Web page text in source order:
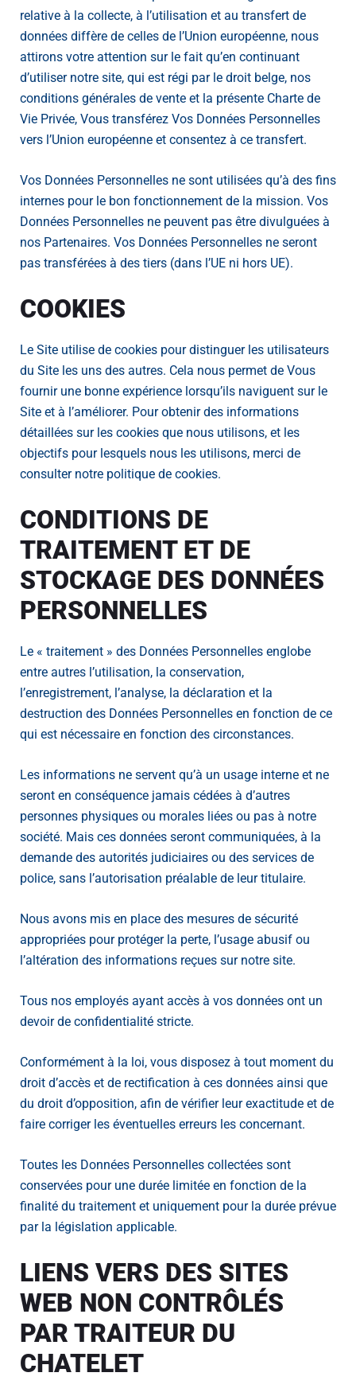
relative à la collecte, à l’utilisation et au transfert de
données diffère de celles de l’Union européenne, nous
attirons votre attention sur le fait qu’en continuant
d’utiliser notre site, qui est régi par le droit belge, nos
conditions générales de vente et la présente Charte de
Vie Privée, Vous transférez Vos Données Personnelles
vers l’Union européenne et consentez à ce transfert.
Vos Données Personnelles ne sont utilisées qu’à des fins
internes pour le bon fonctionnement de la mission. Vos
Données Personnelles ne peuvent pas être divulguées à
nos Partenaires. Vos Données Personnelles ne seront
pas transférées à des tiers (dans l’UE ni hors UE).
COOKIES
Le Site utilise de cookies pour distinguer les utilisateurs
du Site les uns des autres. Cela nous permet de Vous
fournir une bonne expérience lorsqu’ils naviguent sur le
Site et à l’améliorer. Pour obtenir des informations
détaillées sur les cookies que nous utilisons, et les
objectifs pour lesquels nous les utilisons, merci de
consulter notre politique de cookies.
CONDITIONS DE
TRAITEMENT ET DE
STOCKAGE DES DONNÉES
PERSONNELLES
Le « traitement » des Données Personnelles englobe
entre autres l’utilisation, la conservation,
l’enregistrement, l’analyse, la déclaration et la
destruction des Données Personnelles en fonction de ce
qui est nécessaire en fonction des circonstances.
Les informations ne servent qu’à un usage interne et ne
seront en conséquence jamais cédées à d’autres
personnes physiques ou morales liées ou pas à notre
société. Mais ces données seront communiquées, à la
demande des autorités judiciaires ou des services de
police, sans l’autorisation préalable de leur titulaire.
Nous avons mis en place des mesures de sécurité
appropriées pour protéger la perte, l’usage abusif ou
l’altération des informations reçues sur notre site.
Tous nos employés ayant accès à vos données ont un
devoir de confidentialité stricte.
Conformément à la loi, vous disposez à tout moment du
droit d’accès et de rectification à ces données ainsi que
du droit d’opposition, afin de vérifier leur exactitude et de
faire corriger les éventuelles erreurs les concernant.
Toutes les Données Personnelles collectées sont
conservées pour une durée limitée en fonction de la
finalité du traitement et uniquement pour la durée prévue
par la législation applicable.
LIENS VERS DES SITES
WEB NON CONTRÔLÉS
PAR TRAITEUR DU
CHATELET